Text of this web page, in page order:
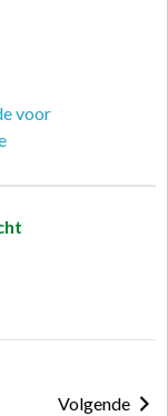
voor
Volgende